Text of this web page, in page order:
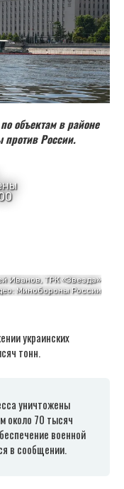
объектам в районе
против России.
украинских
тонн.
уничтожены
около 70 тысяч
военной
в сообщении.